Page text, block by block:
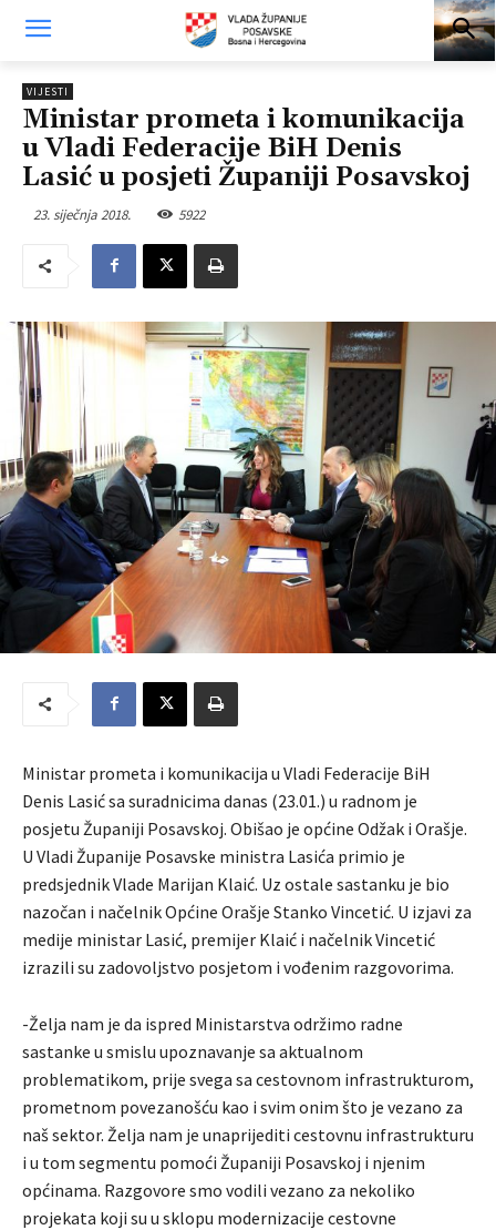
VIJESTI
Ministar prometa i komunikacija
u Vladi Federacije BiH Denis
Lasić u posjeti Županiji Posavskoj
23. siječnja 2018. 5922
Ministar prometa i komunikacija u Vladi Federacije BiH
Denis Lasić sa suradnicima danas (23.01.) u radnom je
posjetu Županiji Posavskoj. Obišao je općine Odžak i Orašje.
U Vladi Županije Posavske ministra Lasića primio je
predsjednik Vlade Marijan Klaić. Uz ostale sastanku je bio
nazočan i načelnik Općine Orašje Stanko Vincetić. U izjavi za
medije ministar Lasić, premijer Klaić i načelnik Vincetić
izrazili su zadovoljstvo posjetom i vođenim razgovorima.
-Želja nam je da ispred Ministarstva održimo radne
sastanke u smislu upoznavanje sa aktualnom
problematikom, prije svega sa cestovnom infrastrukturom,
prometnom povezanošću kao i svim onim što je vezano za
naš sektor. Želja nam je unaprijediti cestovnu infrastrukturu
i u tom segmentu pomoći Županiji Posavskoj i njenim
općinama. Razgovore smo vodili vezano za nekoliko
projekata koji su u sklopu modernizacije cestovne